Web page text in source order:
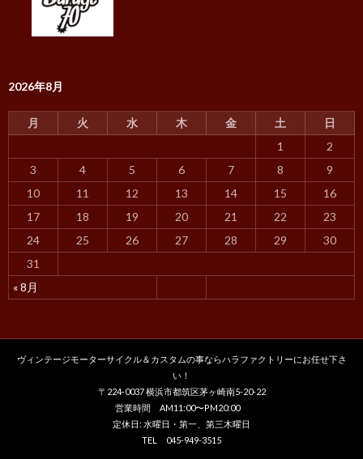
2026年8月
月 火 水 木 金 土 日
« 8月
1
2
3
4 5 6 7 8
9
10
11 12 13 14 15
16
17
18 19 20 21 22
23
24
25 26 27 28 29
30
31
ヴィンテージモーターサイクル＆カスタムの事ならハラファクトリーにお任せ下さ
い！
〒224-0037 横浜市都筑区茅ヶ崎南5-20-22
営業時間 AM11:00〜PM20:00
定休日: 水曜日・第一、第三木曜日
TEL 045-949-3515